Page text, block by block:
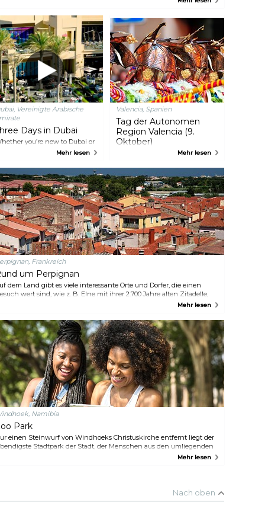
Madrid und Real Madrid. Die Hauptstadt des Königreichs
bietet außerdem einzigartige Stadtteile, ein pulsierendes
und eine köstliche Küche. Madrid strotzt nur so vor
und Charakter und ist eine Stadt, die mit Sicherheit die
vieler Reisender erobern wird.
Vereinigte Arabische
Days in Dubai
you’re new to Dubai or
seasoned expert, our city
sky-high landmarks,
waterside spots and
gems aplenty. Or go off
beaten track to hike in
mountains, camp under
stars and create memories to
a lifetime.
Mehr lesen
Valencia, Spanien
Tag der Autonomen
Region Valencia (9.
Oktober)
Der Día de la Comunidad
Mauren erinnert, bringt eine der
eigentümlichsten und
charmantesten valencianischen
Traditionen mit sich. In einer Art
„alternativem Valentinstag“
schenken Männer ihren
Liebsten Marzipanfiguren aus
Obst und Gemüse, die in einen
Seidenschal, die sogenannte
Mehr lesen
Frankreich
um Perpignan
dem Land gibt es viele interessante Orte und Dörfer, die einen
wert sind, wie z. B. Elne mit ihrer 2.700 Jahre alten Zitadelle,
das für ihre Weinberge bekannt ist, oder Saint Estève mit
der Küste gibt es einige gut gehütete Geheimnisse, wie das typisch
Dorf Saint-André.
Mehr lesen
Namibia
Park
einen Steinwurf von Windhoeks Christuskirche entfernt liegt der
Stadtpark der Stadt, der Menschen aus den umliegenden
zum Picknick und zur Mittagspause anlockt. Obwohl der Park
als er vor fast 5 Jahrtausenden als Jagdgebiet für Elefanten
wurde.
Mehr lesen
Nach oben